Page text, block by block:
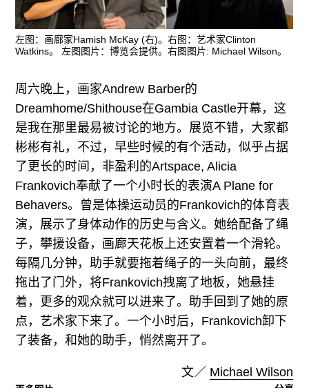
左图：画廊家Hamish McKay (右)。右图：艺术家Clinton
Watkins。 左图图片：博览会提供。右图图片: Michael Wilson。
周六晚上，画家Andrew Barber的
Dreamhome/Shithouse在Gambia Castle开幕，这
是我在那里最易被讨论的地方。展览不错，大家都
彬彬有礼，不过，早些时候的有个活动，似乎占据
了更长的时间，非盈利的Artspace, Alicia
Frankovich奉献了一个小时长的表演A Plane for
Behavers。曾是体操运动员的Frankovich的体育表
演，展示了身体动作的历史与含义。她给配备了绳
子，攀援设备，画廊天花板上还安置着一个滑轮。
每隔几分钟，助手就要拖着绳子的一头向前，最终
拖出了门外，将Frankovich拽离了地板，她悬挂
着，更多的观众就可以进来了。助手回到了她的原
点，艺术家下来了。一个小时后，Frankovich卸下
了装备，和她的助手，悄然离开了。
文／ Michael Wilson